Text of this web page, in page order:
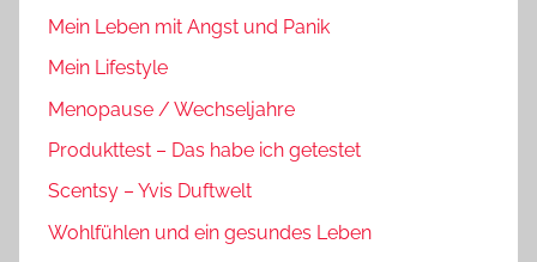
Mein Leben mit Angst und Panik
Mein Lifestyle
Menopause / Wechseljahre
Produkttest – Das habe ich getestet
Scentsy – Yvis Duftwelt
Wohlfühlen und ein gesundes Leben